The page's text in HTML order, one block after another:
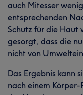
auch Mitesser
entsprechenden
Schutz für die Haut
gesorgt, dass die
nicht von
Das Ergebnis kann
nach einem